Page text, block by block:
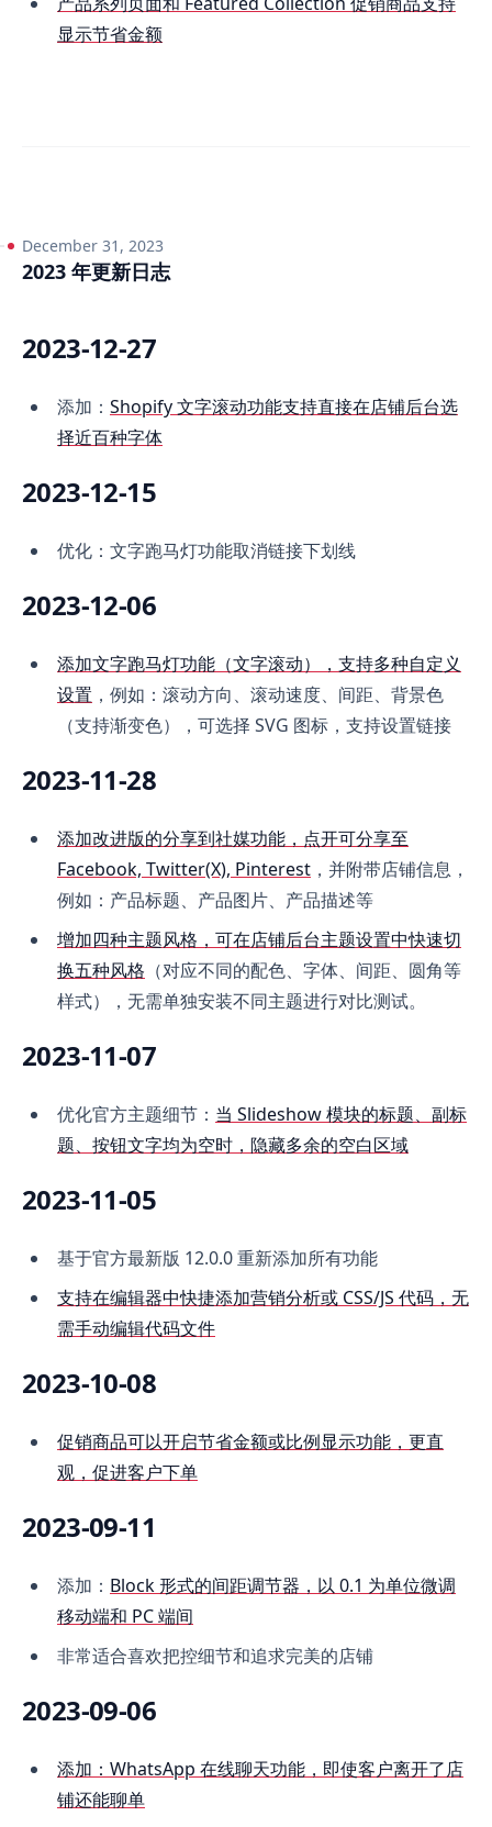
显示节省金额
December 31, 2023
2023 年更新日志
2023-12-27
添加： Shopify 文字滚动功能支持直接在店铺后台选
择近百种字体
2023-12-15
优化：文字跑马灯功能取消链接下划线
2023-12-06
添加文字跑马灯功能（文字滚动），支持多种自定义
设置 ，例如：滚动方向、滚动速度、间距、背景色
（支持渐变色），可选择 SVG 图标，支持设置链接
2023-11-28
添加改进版的分享到社媒功能，点开可分享至
Facebook, Twitter(X), Pinterest ，并附带店铺信息，
例如：产品标题、产品图片、产品描述等
增加四种主题风格，可在店铺后台主题设置中快速切
换五种风格 （对应不同的配色、字体、间距、圆角等
样式），无需单独安装不同主题进行对比测试。
2023-11-07
优化官方主题细节： 当 Slideshow 模块的标题、副标
题、按钮文字均为空时，隐藏多余的空白区域
2023-11-05
基于官方最新版 12.0.0 重新添加所有功能
支持在编辑器中快捷添加营销分析或 CSS/JS 代码，无
需手动编辑代码文件
2023-10-08
促销商品可以开启节省金额或比例显示功能，更直
观，促进客户下单
2023-09-11
添加： Block 形式的间距调节器，以 0.1 为单位微调
移动端和 PC 端间
非常适合喜欢把控细节和追求完美的店铺
2023-09-06
添加：WhatsApp 在线聊天功能，即使客户离开了店
铺还能聊单